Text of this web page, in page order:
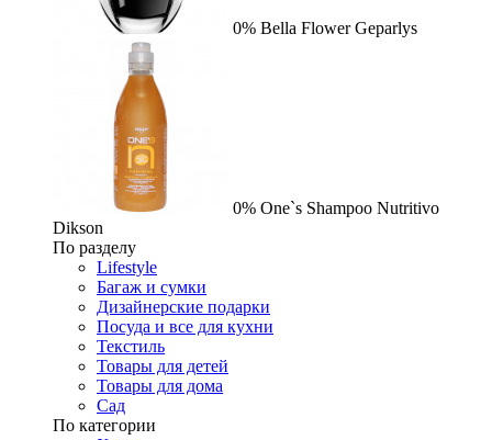
0% Bella Flower Geparlys
0% One`s Shampoo Nutritivo
Dikson
По разделу
Lifestyle
Багаж и сумки
Дизайнерские подарки
Посуда и все для кухни
Текстиль
Товары для детей
Товары для дома
Сад
По категории